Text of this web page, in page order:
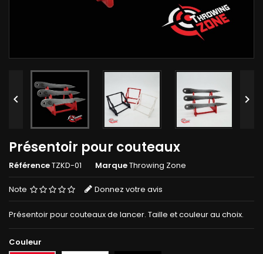
 
Présentoir pour couteaux
RéférenceTZKD-01 MarqueThrowing Zone
Note Donnez votre avis
Présentoir pour couteaux de lancer. Taille et couleur au choix.
Couleur